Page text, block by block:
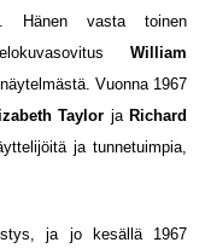
Hänen vasta toinen
William
Vuonna 1967
Taylor jaRichard
ja tunnetuimpia,
ja jo kesällä 1967